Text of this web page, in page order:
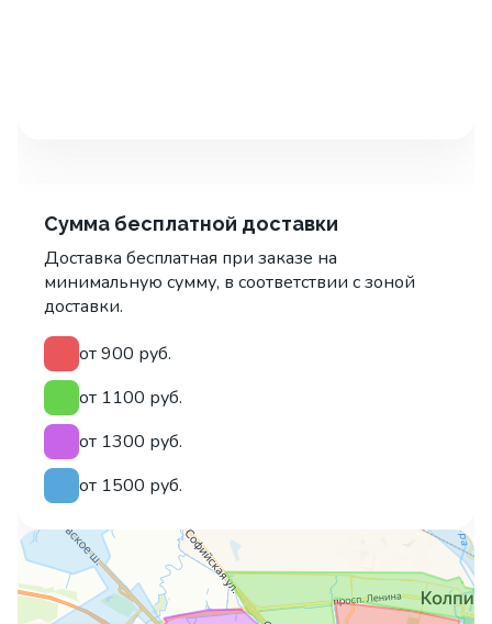
Сумма бесплатной доставки
Доставка бесплатная при заказе на
минимальную сумму, в соответствии с зоной
доставки.
от 900 руб.
от 1100 руб.
от 1300 руб.
от 1500 руб.